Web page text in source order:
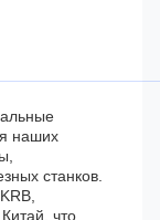
наших
станков.
что